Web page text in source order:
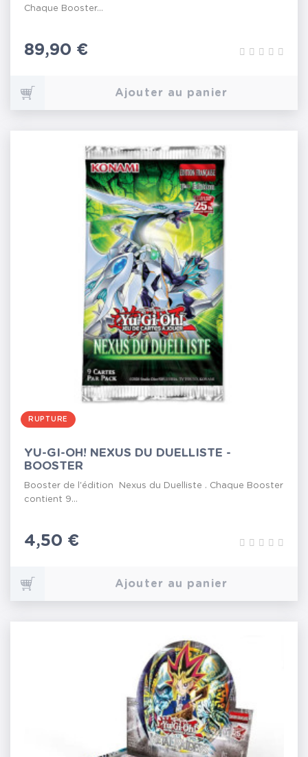
Chaque Booster...
Prix
89,90 €
Ajouter au panier
RUPTURE
YU-GI-OH! NEXUS DU DUELLISTE -
BOOSTER
Booster de l'édition Nexus du Duelliste . Chaque Booster
contient 9...
Prix
4,50 €
Ajouter au panier